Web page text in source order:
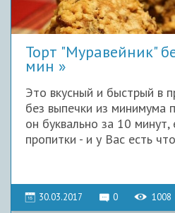
Торт "Муравейник"
мин
Это вкусный и быстрый в
без выпечки из минимума
он буквально за 10
пропитки - и у Вас есть
30.03.2017 0 1008